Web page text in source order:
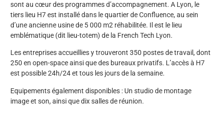
sont au cœur des programmes d’accompagnement. A Lyon, le
tiers lieu H7 est installé dans le quartier de Confluence, au sein
d’une ancienne usine de 5 000 m2 réhabilitée. Il est le lieu
emblématique (dit lieu-totem) de la French Tech Lyon.
Les entreprises accueillies y trouveront 350 postes de travail, dont
250 en open-space ainsi que des bureaux privatifs. L’accès à H7
est possible 24h/24 et tous les jours de la semaine.
Equipements également disponibles : Un studio de montage
image et son, ainsi que dix salles de réunion.